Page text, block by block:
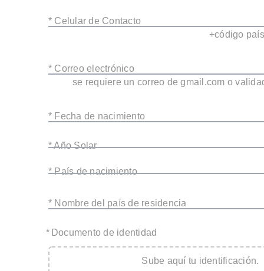
* Celular de Contacto
+código
* Correo electrónico
se requiere un correo de gmail.com o
* Fecha de nacimiento
* Año Solar
* País de nacimiento
* Nombre del país de residencia
* Documento de identidad
Sube aquí tu identificación.